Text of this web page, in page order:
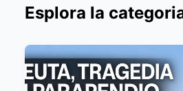
Esplora la